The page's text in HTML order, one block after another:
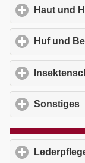
Haut und
Huf und
Sonstiges